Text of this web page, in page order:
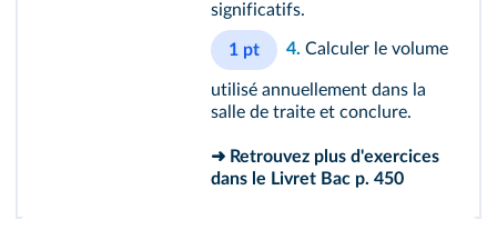
significatifs.
1 pt 4. Calculer le volume
utilisé annuellement dans la
salle de traite et conclure.
➜ Retrouvez plus d'exercices
dans le Livret Bac p. 450